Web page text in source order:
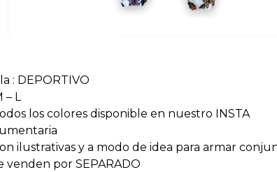
: DEPORTIVO
– L
los colores disponible en nuestro INSTA
ilustrativas y a modo de idea para armar
venden por SEPARADO